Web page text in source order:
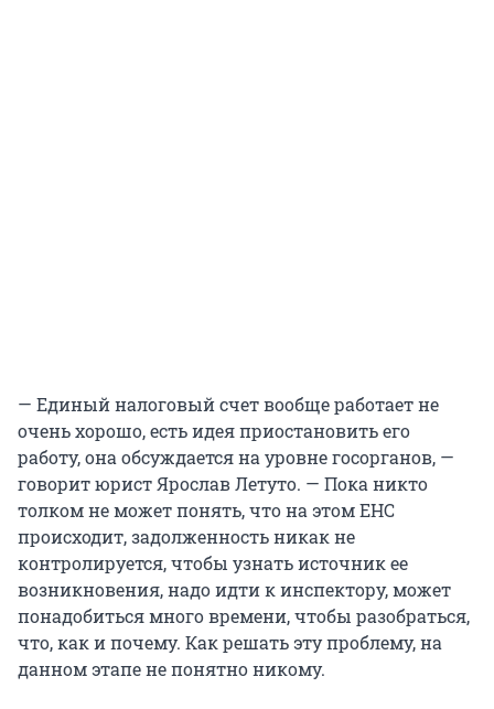
— Единый налоговый счет вообще работает не
очень хорошо, есть идея приостановить его
работу, она обсуждается на уровне госорганов, —
говорит юрист Ярослав Летуто. — Пока никто
толком не может понять, что на этом ЕНС
происходит, задолженность никак не
контролируется, чтобы узнать источник ее
возникновения, надо идти к инспектору, может
понадобиться много времени, чтобы разобраться,
что, как и почему. Как решать эту проблему, на
данном этапе не понятно никому.